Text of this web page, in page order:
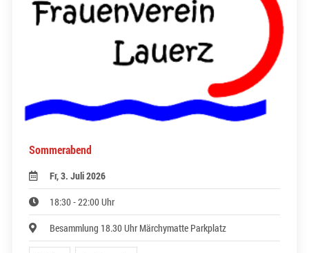
Sommerabend
Fr, 3. Juli 2026
18:30 - 22:00 Uhr
Besammlung 18.30 Uhr Märchymatte Parkplatz